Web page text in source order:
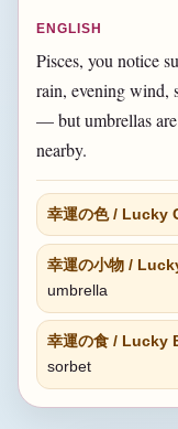
ENGLISH
Pisces, you notice
rain, evening wind,
— but umbrellas
nearby.
幸運の色 / Lucky
幸運の小物 /
umbrella
幸運の食 / Lucky
sorbet